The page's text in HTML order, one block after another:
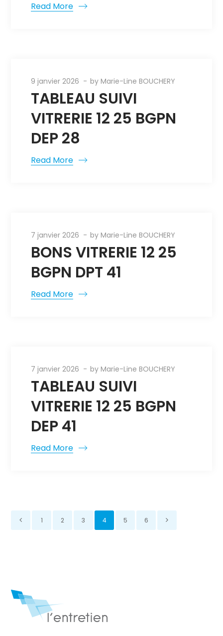
Read More
9 janvier 2026 byMarie-Line BOUCHERY
TABLEAU SUIVI
VITRERIE 12 25 BGPN
DEP 28
Read More
7 janvier 2026 byMarie-Line BOUCHERY
BONS VITRERIE 12 25
BGPN DPT 41
Read More
7 janvier 2026 byMarie-Line BOUCHERY
TABLEAU SUIVI
VITRERIE 12 25 BGPN
DEP 41
Read More
1 2 3 4 5 6